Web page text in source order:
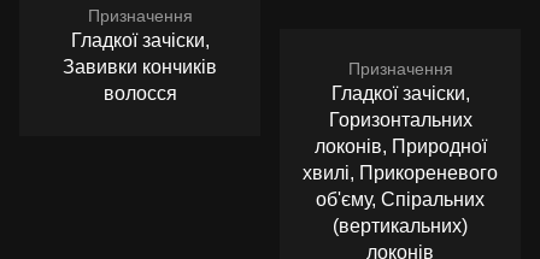
Призначення
Гладкої зачіски,
Завивки кончиків
волосся
Призначення
Гладкої зачіски,
Горизонтальних
локонів, Природної
хвилі, Прикореневого
об'єму, Спіральних
(вертикальних)
локонів